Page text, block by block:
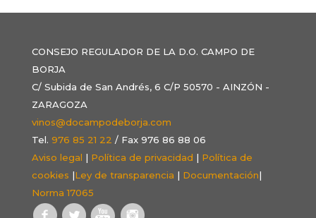
CONSEJO REGULADOR DE LA D.O. CAMPO DE
BORJA
C/ Subida de San Andrés, 6 C/P 50570 - AINZÓN -
ZARAGOZA
vinos@docampodeborja.com
Tel. 976 85 21 22 / Fax 976 86 88 06
Aviso legal | Política de privacidad | Política de
cookies |Ley de transparencia | Documentación|
Norma 17065